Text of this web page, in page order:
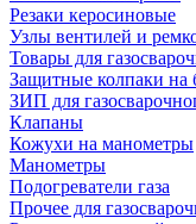
Резаки керосиновые
Узлы вентилей и
Товары для
Защитные колпаки на
ЗИП для
Клапаны
Кожухи на манометры
Манометры
Подогреватели газа
Прочее для